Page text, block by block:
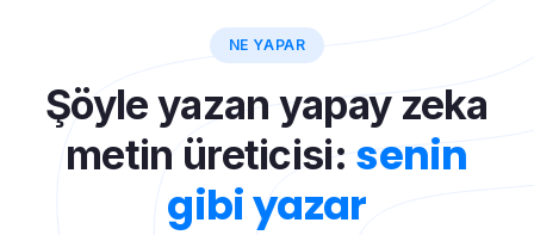
NE YAPAR
Şöyle yazan yapay zeka
metin üreticisi: senin
gibi yazar